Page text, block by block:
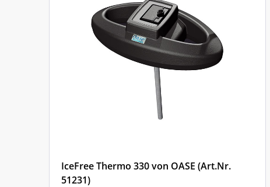
IceFree Thermo 330 von OASE (Art.Nr.
51231)